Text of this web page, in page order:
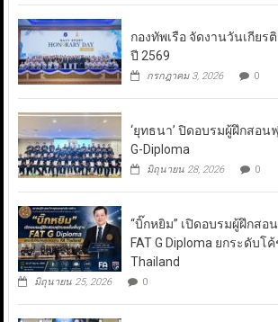
กองทัพเรือ จัดงานวันเกียร
ปี 2569
กรกฎาคม 3, 2026 0
‘ยุทธนา’ ปิดอบรมผู้ฝึกสอน
G-Diploma
มิถุนายน 28, 2026 0
“บิ๊กหยิม” เปิดอบรมผู้ฝึกส
FAT G Diploma ยกระดับโ
Thailand
มิถุนายน 25, 2026 0